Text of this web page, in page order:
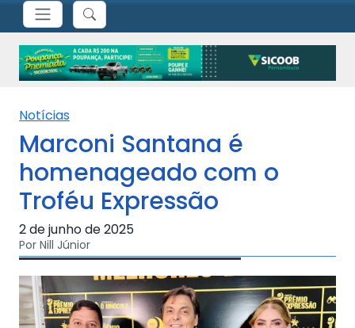
Notícias
Marconi Santana é
homenageado com o
Troféu Expressão
2 de junho de 2025
Por Nill Júnior